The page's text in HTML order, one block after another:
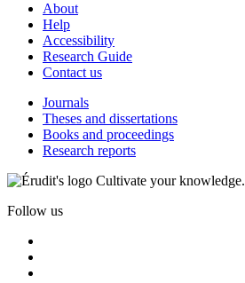
About
Help
Accessibility
Research Guide
Contact us
Journals
Theses and dissertations
Books and proceedings
Research reports
Cultivate your knowledge.
Follow us